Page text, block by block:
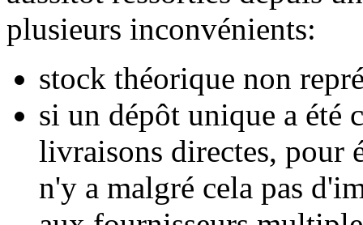
plusieurs inconvénients:
stock théorique non
si un dépôt unique a été
livraisons directes, pour
n'y a malgré cela pas